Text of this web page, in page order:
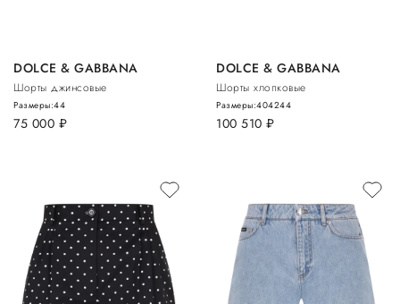
DOLCE & GABBANA
Шорты джинсовые
75 000 руб.
Размеры:44
DOLCE & GABBANA
Шорты хлопковые
100 510 руб.
Размеры:404244